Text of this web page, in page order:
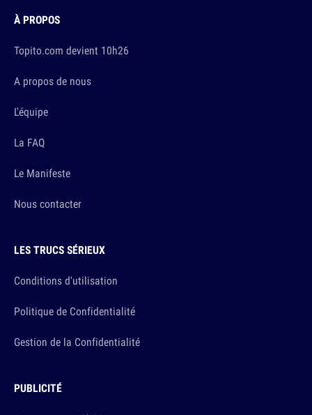
À PROPOS
Topito.com devient 10h26
A propos de nous
L'équipe
La FAQ
Le Manifeste
Nous contacter
LES TRUCS SÉRIEUX
Conditions d'utilisation
Politique de Confidentialité
Gestion de la Confidentialité
PUBLICITÉ